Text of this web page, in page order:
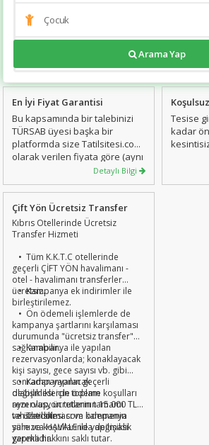
https://tatilsitesi.com/merit-lefkosa-
Arama Yap
En İyi Fiyat Garantisi
Bu kapsamında bir talebinizi
TÜRSAB üyesi başka bir
platformda size Tatilsitesi.com
olarak verilen fiyata göre (aynı
şartlar geçerli olmak koşuluyla)
daha uygun bir fiyata
bulmanız durumunda lütfen
bize ulaşın.
Detaylı Bilgi
Tesise
kadar
İptal
bedel
Çift Yön Ücretsiz Transfer
Kıbrıs Otellerinde Ücretsiz
Transfer Hizmeti
• Tüm K.K.T.C otellerinde
geçerli ÇİFT YÖN havalimanı -
otel - havalimanı transferler
ücretsiz.
• Kampanya ek indirimler ile
birleştirilemez.
• Ön ödemeli işlemlerde de
kampanya şartlarını karşılaması
durumunda "ücretsiz transfer"
sağlanabilir.
• Kampanya ile yapılan
rezervasyonlarda; konaklayacak
kişi sayısı, gece sayısı vb. gibi
sonradan yapılacak
değişikliklerde ödeme koşulları
aynı olup, ücretlerin tamamı
tahsil edilir.
• Kampanyanın geçerli
olabilmesi için toplam
rezervasyon tutarının 15.000 TL
ve üzeri olması ve ödemenin
yalnızca HAVALE ile yapılması
gereklidir.
• Tatilsitesi.com kampanya
süre ve koşullarında değişiklik
yapma hakkını saklı tutar.